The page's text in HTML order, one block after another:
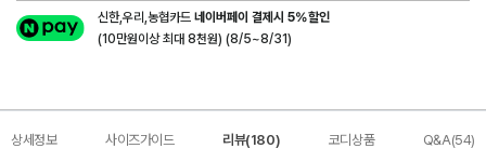
신한,우리,농협카드네이버페이 결제시 5%할인
(10만원이상 최대 8천원) (8/5~8/31)
상세정보 사이즈가이드 리뷰(180) 코디상품 Q&A(54)